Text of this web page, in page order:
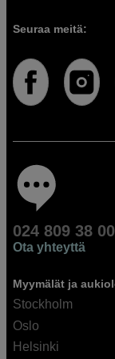
Seuraa meitä:
024 809 38 00
Ota yhteyttä
Myymälät ja
Stockholm
Oslo
Helsinki